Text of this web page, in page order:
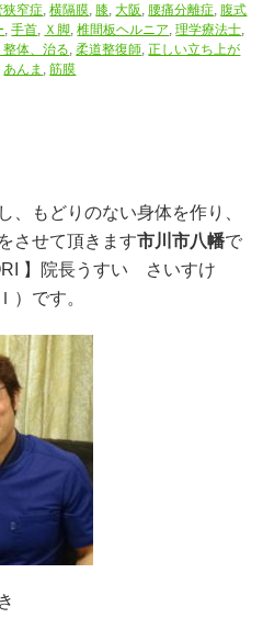
狭窄症,横隔膜, 膝,大阪 , 腰痛分離症, 腹式
,手首, Ｘ脚,椎間板ヘルニア,理学療法士,
体、治る,柔道整復師,正しい立ち上が
あんま ,筋膜
、もどりのない身体を作り、
させて頂きます市川市八幡で
】院長うすい さいすけ
）です。